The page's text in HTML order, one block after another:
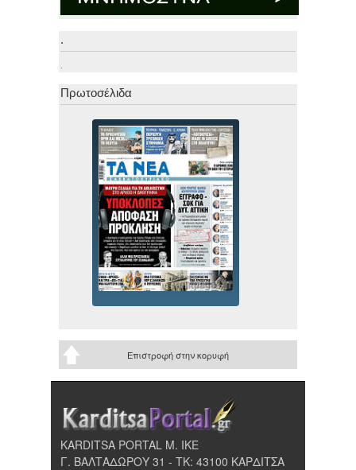
.
.
Πρωτοσέλιδα
Επιστροφή στην κορυφή
KARDITSA PORTAL Μ. ΙΚΕ
Γ. ΒΑΛΤΑΔΩΡΟΥ 31 - ΤΚ: 43100 ΚΑΡΔΙΤΣΑ